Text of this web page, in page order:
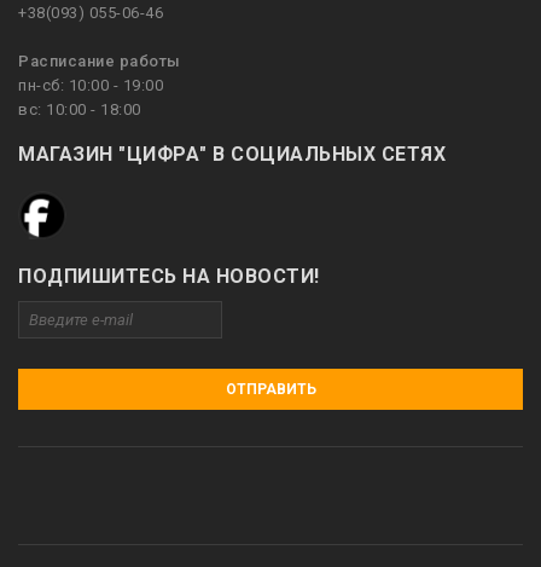
+38(093) 055-06-46
Расписание работы
пн-сб: 10:00 - 19:00
вс: 10:00 - 18:00
МАГАЗИН "ЦИФРА" В СОЦИАЛЬНЫХ СЕТЯХ
ПОДПИШИТЕСЬ НА НОВОСТИ!
ОТПРАВИТЬ